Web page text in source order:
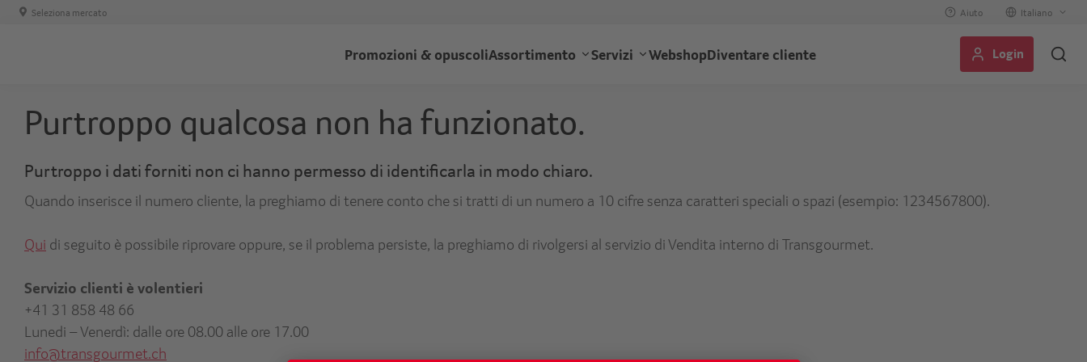
principale
Seleziona mercato Aiuto
Select
your
language
Transgourmet
Hauptnavigation
Promozioni & opuscoliAssortimento Servizi WebshopDiventare cliente Login
Purtroppo qualcosa non ha funzionato.
Purtroppo i dati forniti non ci hanno permesso di identificarla in modo chiaro.
Quando inserisce il numero cliente, la preghiamo di tenere conto che si tratti di un numero a 10 cifre senza caratteri speciali o spazi (esempio: 1234567800).
Qui di seguito è possibile riprovare oppure, se il problema persiste, la preghiamo di rivolgersi al servizio di Vendita interno di Transgourmet.
Servizio clienti è volentieri
+41 31 858 48 66
Lunedi – Venerdì: dalle ore 08.00 alle ore 17.00
info@transgourmet.ch